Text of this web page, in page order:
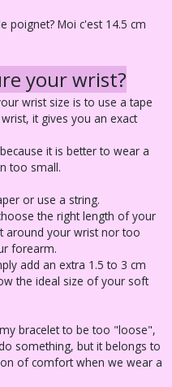
poignet? Moi c'est 14.5 cm
your wrist?
wrist size is to use a tape
it gives you an exact
it is better to wear a
too small.
or use a string.
the right length of your
around your wrist nor too
forearm.
add an extra 1.5 to 3 cm
the ideal size of your soft
bracelet to be too "loose",
something, but it belongs to
of comfort when we wear a